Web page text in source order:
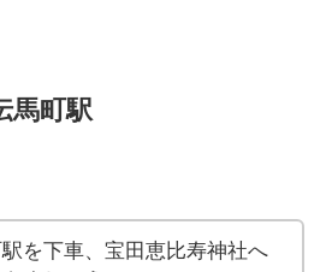
町駅
を下車、宝田恵比寿神社へ